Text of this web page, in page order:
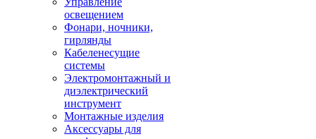
освещением
Фонари, ночники,
гирлянды
Кабеленесущие
системы
Электромонтажный и
диэлектрический
инструмент
Монтажные изделия
Аксессуары для